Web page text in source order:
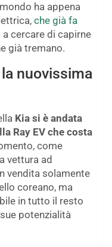
ha appena
che già fa
a cercare di capirne
già tremano.
nuovissima
Kia si è andata
Ray EV che costa
come
vettura ad
vendita solamente
coreano, ma
in tutto il resto
potenzialità